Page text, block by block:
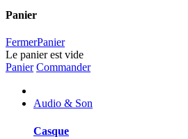
Panier
FermerPanier
Le panier est vide
Panier Commander
Audio & Son
Casque